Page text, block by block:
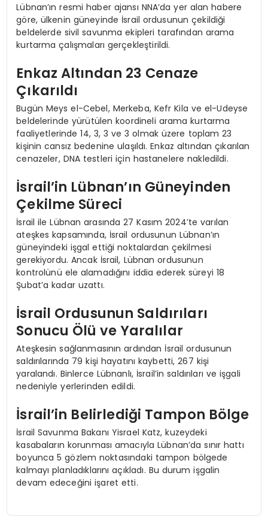
Lübnan’ın resmi haber ajansı NNA’da yer alan habere
göre, ülkenin güneyinde İsrail ordusunun çekildiği
beldelerde sivil savunma ekipleri tarafından arama
kurtarma çalışmaları gerçekleştirildi.
Enkaz Altından 23 Cenaze
Çıkarıldı
Bugün Meys el-Cebel, Merkeba, Kefr Kila ve el-Udeyse
beldelerinde yürütülen koordineli arama kurtarma
faaliyetlerinde 14, 3, 3 ve 3 olmak üzere toplam 23
kişinin cansız bedenine ulaşıldı. Enkaz altından çıkarılan
cenazeler, DNA testleri için hastanelere nakledildi.
İsrail’in Lübnan’ın Güneyinden
Çekilme Süreci
İsrail ile Lübnan arasında 27 Kasım 2024’te varılan
ateşkes kapsamında, İsrail ordusunun Lübnan’ın
güneyindeki işgal ettiği noktalardan çekilmesi
gerekiyordu. Ancak İsrail, Lübnan ordusunun
kontrolünü ele alamadığını iddia ederek süreyi 18
Şubat’a kadar uzattı.
İsrail Ordusunun Saldırıları
Sonucu Ölü ve Yaralılar
Ateşkesin sağlanmasının ardından İsrail ordusunun
saldırılarında 79 kişi hayatını kaybetti, 267 kişi
yaralandı. Binlerce Lübnanlı, İsrail’in saldırıları ve işgali
nedeniyle yerlerinden edildi.
İsrail’in Belirlediği Tampon Bölge
İsrail Savunma Bakanı Yisrael Katz, kuzeydeki
kasabaların korunması amacıyla Lübnan’da sınır hattı
boyunca 5 gözlem noktasındaki tampon bölgede
kalmayı planladıklarını açıkladı. Bu durum işgalin
devam edeceğini işaret etti.